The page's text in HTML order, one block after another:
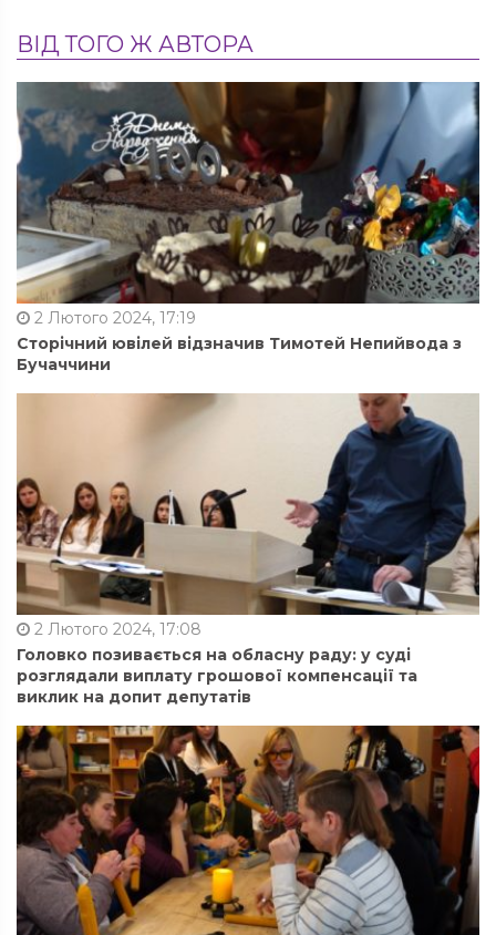
ВІД ТОГО Ж АВТОРА
2 Лютого 2024, 17:19
Сторічний ювілей відзначив Тимотей Непийвода з
Бучаччини
2 Лютого 2024, 17:08
Головко позивається на обласну раду: у суді
розглядали виплату грошової компенсації та
виклик на допит депутатів